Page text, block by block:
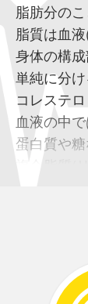
脂肪分の
脂質は血
身体の構成
単純に分
コレステ
血液の中
蛋白質や
複合脂質(
中性脂肪
死亡率が